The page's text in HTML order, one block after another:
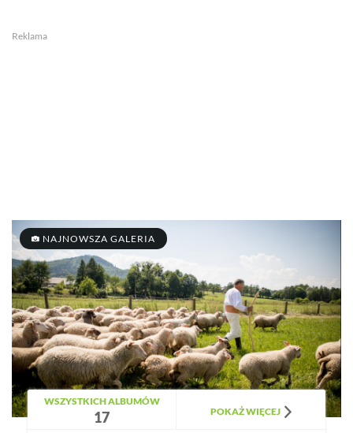
Reklama
NAJNOWSZA GALERIA
WSZYSTKICH ALBUMÓW
17 POKAŻ WIĘCEJ